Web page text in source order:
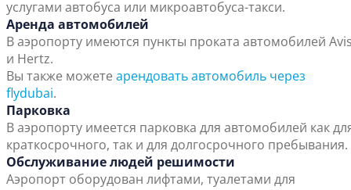
услугами автобуса или микроавтобуса-такси.
Аренда автомобилей
В аэропорту имеются пункты проката автомобилей
и Hertz.
Вы также можете арендовать автомобиль через
flydubai.
Парковка
В аэропорту имеется парковка для автомобилей как
краткосрочного, так и для долгосрочного пребывания.
Обслуживание людей решимости
Аэропорт оборудован лифтами, туалетами для